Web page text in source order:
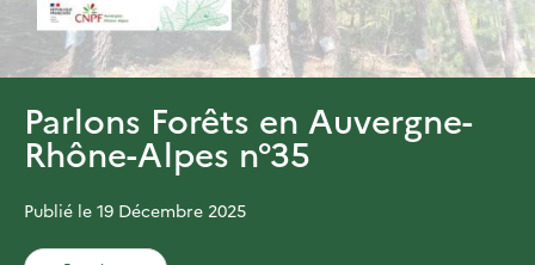
Parlons Forêts en Auvergne-
Rhône-Alpes n°35
Publié le 19 Décembre 2025